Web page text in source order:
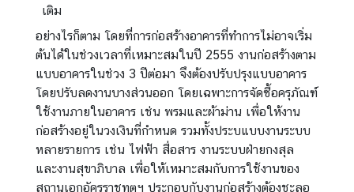
เติม
อย่างไรก็ตาม โดยที่การก่อสร้างอาคารที่ทำการไม่อาจเริ่ม
ต้นได้ในช่วงเวลาที่เหมาะสมในปี 2555 งานก่อสร้างตาม
แบบอาคารในช่วง 3 ปีต่อมา จึงต้องปรับปรุงแบบอาคาร
โดยปรับลดงานบางส่วนออก โดยเฉพาะการจัดซื้อครุภัณฑ์
ใช้งานภายในอาคาร เช่น พรมและผ้าม่าน เพื่อให้งาน
ก่อสร้างอยู่ในวงเงินที่กำหนด รวมทั้งประบแบบงานระบบ
หลายรายการ เช่น ไฟฟ้า สื่อสาร งานระบบฝ่ายกงสุล
และงานสุขาภิบาล เพื่อให้เหมาะสมกับการใช้งานของ
สถานเอกอัครราชทูตฯ ประกอบกับงานก่อสร้างต้องชะลอ